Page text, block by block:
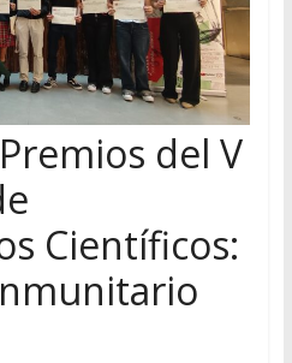
del V
Científicos: